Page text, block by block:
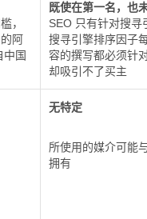
，
阿
中国
既使在第一名，也
SEO 只有针对搜寻
搜寻引擎排序因子
容的撰写都必须针
却吸引不了买主
无特定
所使用的媒介可能
拥有